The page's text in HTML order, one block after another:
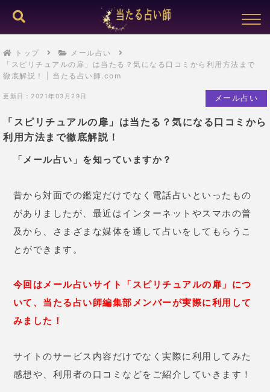
トップ
メール占い
「スピリチュアルの扉」は当たる？気になる口コミから利用方法まで
徹底解説！ | 当たる占い師.com
更新日：2021年03月29日 メール占い
「スピリチュアルの扉」は当たる？気になる口コミから
利用方法まで徹底解説！
「メール占い」を知っていますか ？
昔から対面での鑑定だけでなく電話占いといったもの
がありましたが、最近はインターネットやスマホの普
及から、さまざまな媒体を通して占いをしてもらうこ
とができます。
今回はメール占いサイト「スピリチュアルの扉」につ
いて、当たる占い師編集部メンバーが実際に利用して
みました ！
サイトのサービス内容だけでなく実際に利用してみた
感想や、利用者の口コミなどをご紹介していきます！